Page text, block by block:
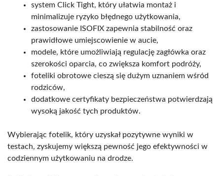
system Click Tight, który ułatwia montaż i
minimalizuje ryzyko błędnego użytkowania,
zastosowanie ISOFIX zapewnia stabilność oraz
prawidłowe umiejscowienie w aucie,
modele, które umożliwiają regulację zagłówka oraz
szerokości oparcia, co zwiększa komfort podróży,
foteliki obrotowe cieszą się dużym uznaniem wśród
rodziców,
dodatkowe certyfikaty bezpieczeństwa potwierdzają
wysoką jakość tych produktów.
Wybierając fotelik, który uzyskał pozytywne wyniki w
testach, zyskujemy większą pewność jego efektywności w
codziennym użytkowaniu na drodze.